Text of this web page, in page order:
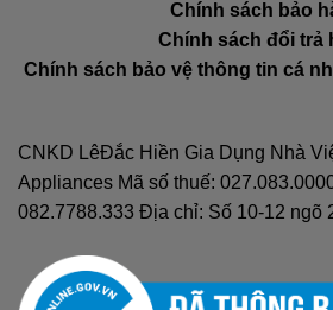
Chính sách bảo
Chính sách đổi trả
Chính sách bảo vệ thông tin cá
CNKD LêĐắc Hiền Gia Dụng Nhà
Appliances Mã số thuế:
082.7788.333 Địa chỉ: Số 10-12 ngõ